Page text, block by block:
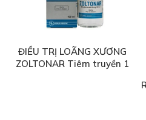
ĐIỀU TRỊ LOÃNG XƯƠNG
ZOLTONAR Tiêm truyền 1
lần/năm